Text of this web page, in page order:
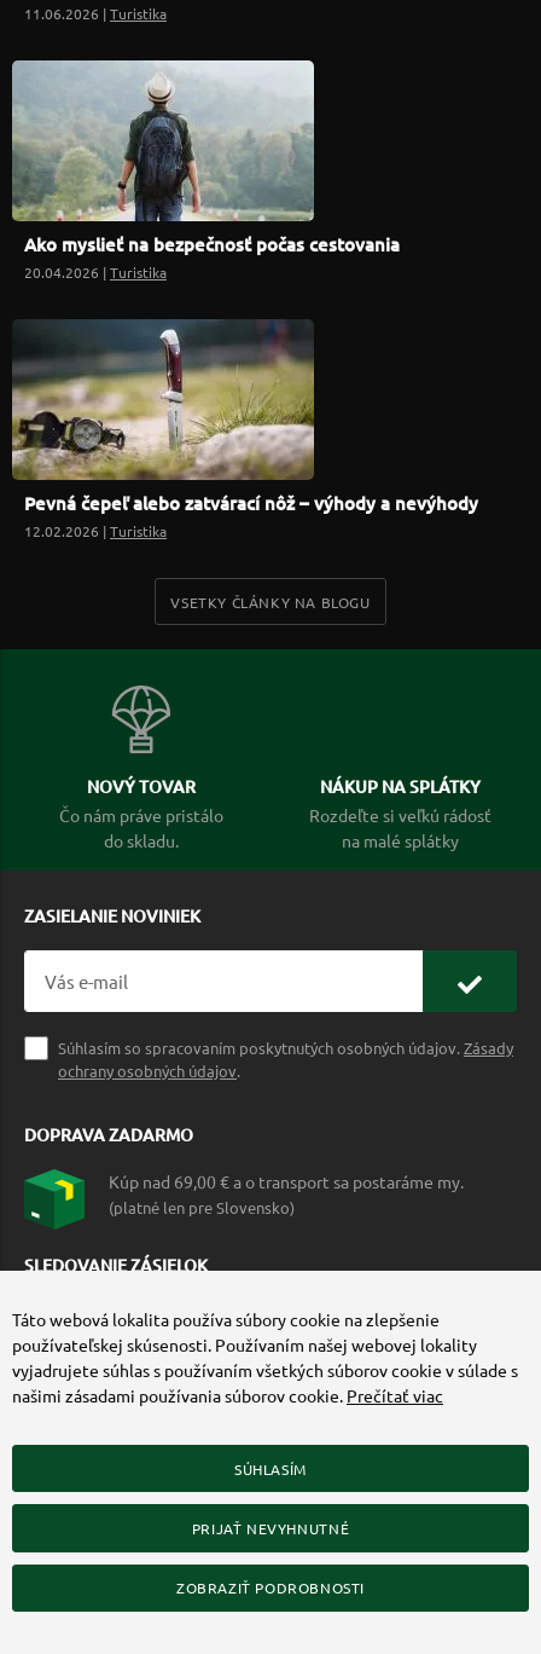
11.06.2026 |Turistika
Ako myslieť na bezpečnosť počas cestovania
20.04.2026 |Turistika
Pevná čepeľ alebo zatvárací nôž – výhody a nevýhody
12.02.2026 |Turistika
VSETKY ČLÁNKY NA BLOGU
NOVÝ TOVAR
Čo nám práve pristálo
do skladu.
NÁKUP NA SPLÁTKY
Rozdeľte si veľkú rádosť
na malé splátky
ZASIELANIE NOVINIEK
Súhlasím so spracovaním poskytnutých osobných údajov.Zásady
ochrany osobných údajov.
DOPRAVA ZADARMO
Kúp nad 69,00 € a o transport sa postaráme my.
(platné len pre Slovensko)
SLEDOVANIE ZÁSIELOK
ZÍSKAJTE VIAC O COMMANDO.SK
Upraviť nastavenia Cookies
Táto webová lokalita používa súbory cookie na zlepšenie
používateľskej skúsenosti. Používaním našej webovej lokality
vyjadrujete súhlas s používaním všetkých súborov cookie v súlade s
našimi zásadami používania súborov cookie. Prečítať viac
SÚHLASÍM
PRIJAŤ NEVYHNUTNÉ
ZOBRAZIŤ PODROBNOSTI